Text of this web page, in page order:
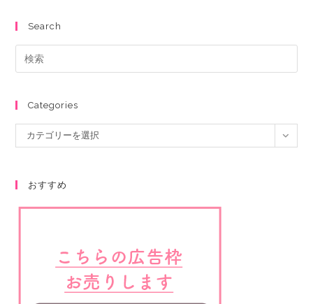
Search
Categories
カテゴリーを選択
おすすめ